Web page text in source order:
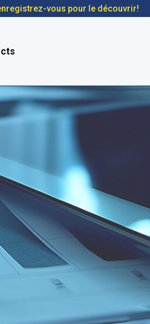
vous pour le découvrir!